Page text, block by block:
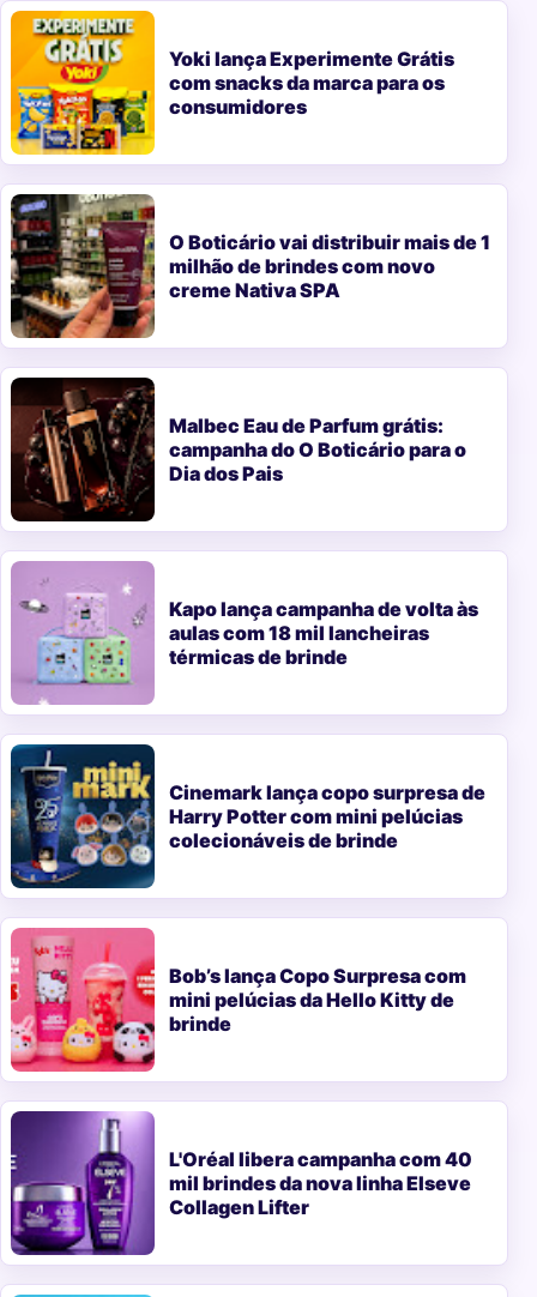
Yoki lança Experimente Grátis
com snacks da marca para os
consumidores
O Boticário vai distribuir mais de 1
milhão de brindes com novo
creme Nativa SPA
Malbec Eau de Parfum grátis:
campanha do O Boticário para o
Dia dos Pais
Kapo lança campanha de volta às
aulas com 18 mil lancheiras
térmicas de brinde
Cinemark lança copo surpresa de
Harry Potter com mini pelúcias
colecionáveis de brinde
Bob’s lança Copo Surpresa com
mini pelúcias da Hello Kitty de
brinde
L'Oréal libera campanha com 40
mil brindes da nova linha Elseve
Collagen Lifter